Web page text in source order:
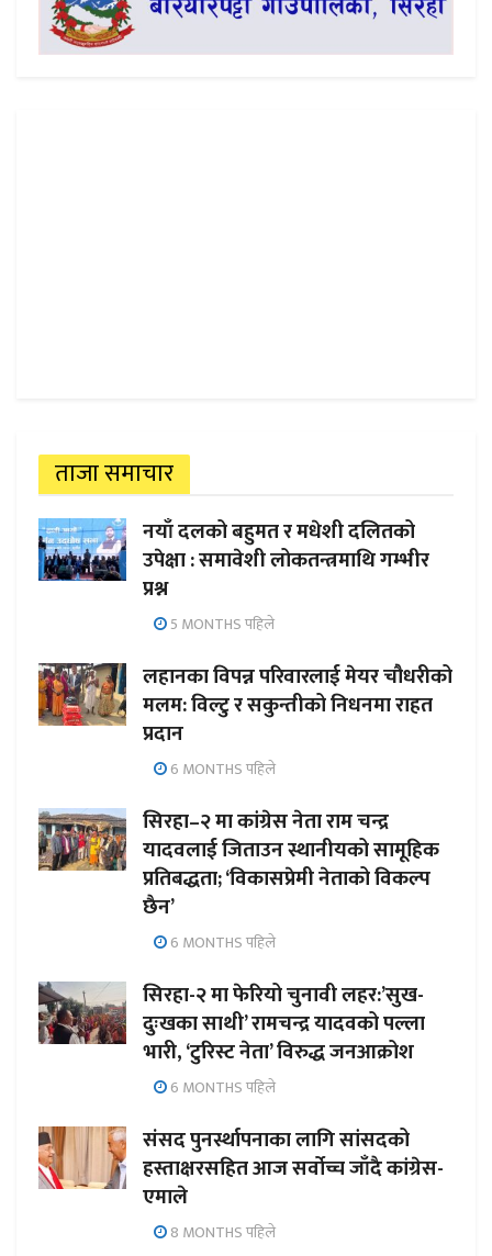
ताजा समाचार
नयाँ दलको बहुमत र मधेशी दलितको
उपेक्षा : समावेशी लोकतन्त्रमाथि गम्भीर
प्रश्न
5 MONTHS पहिले
लहानका विपन्न परिवारलाई मेयर चौधरीको
मलम: विल्टु र सकुन्तीको निधनमा राहत
प्रदान
6 MONTHS पहिले
सिरहा–२ मा कांग्रेस नेता राम चन्द्र
यादवलाई जिताउन स्थानीयको सामूहिक
प्रतिबद्धता; ‘विकासप्रेमी नेताको विकल्प
छैन’
6 MONTHS पहिले
सिरहा-२ मा फेरियो चुनावी लहर:’सुख-
दुःखका साथी’ रामचन्द्र यादवको पल्ला
भारी, ‘टुरिस्ट नेता’ विरुद्ध जनआक्रोश
6 MONTHS पहिले
संसद पुनर्स्थापनाका लागि सांसदको
हस्ताक्षरसहित आज सर्वोच्च जाँदै कांग्रेस-
एमाले
8 MONTHS पहिले